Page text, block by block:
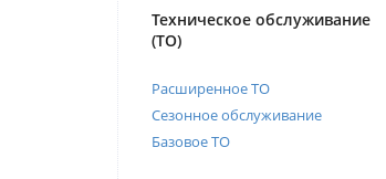
Техническое обслуживание
(ТО)
Расширенное ТО
Сезонное обслуживание
Базовое ТО